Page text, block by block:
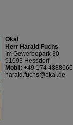
Okal
Herr Harald Fuchs
Im Gewerbepark 30
91093 Hessdorf
Mobil: +49 174 4888666
harald.fuchs@okal.de